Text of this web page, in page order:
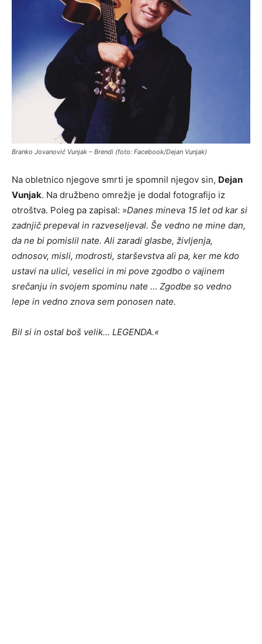
Branko Jovanović Vunjak – Brendi (foto: Facebook/Dejan Vunjak)
Na obletnico njegove smrti je spomnil njegov sin, Dejan
Vunjak. Na družbeno omrežje je dodal fotografijo iz
otroštva. Poleg pa zapisal: »Danes mineva 15 let od kar si
zadnjič prepeval in razveseljeval. Še vedno ne mine dan,
da ne bi pomislil nate. Ali zaradi glasbe, življenja,
odnosov, misli, modrosti, starševstva ali pa, ker me kdo
ustavi na ulici, veselici in mi pove zgodbo o vajinem
srečanju in svojem spominu nate … Zgodbe so vedno
lepe in vedno znova sem ponosen nate.
Bil si in ostal boš velik… LEGENDA.«